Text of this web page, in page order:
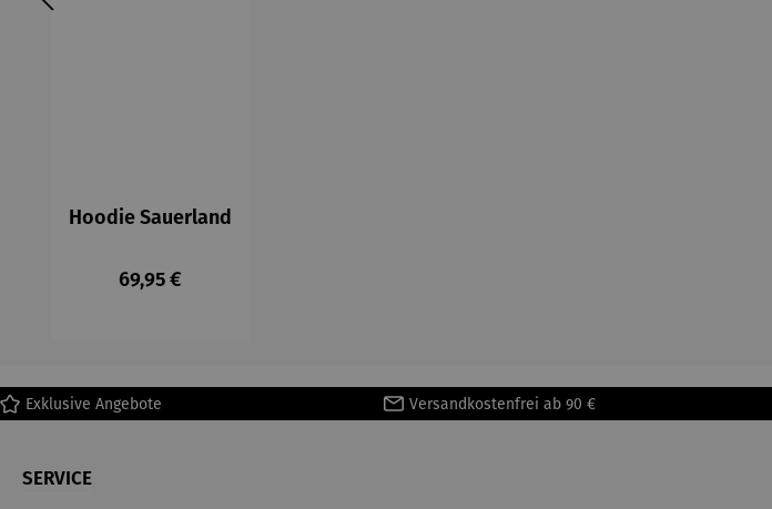
Hoodie Sauerland
Regulärer Preis:
69,95 €
Exklusive Angebote Versandkostenfrei ab 90 €
SERVICE